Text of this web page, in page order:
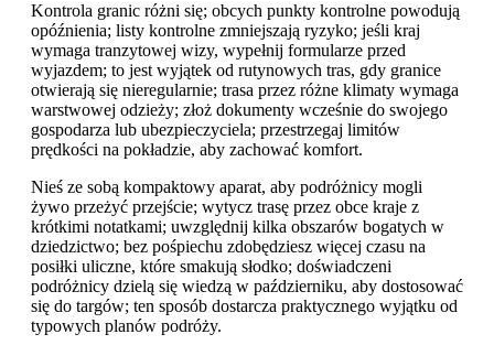
Kontrola granic różni się; obcych punkty kontrolne powodują
opóźnienia; listy kontrolne zmniejszają ryzyko; jeśli kraj
wymaga tranzytowej wizy, wypełnij formularze przed
wyjazdem; to jest wyjątek od rutynowych tras, gdy granice
otwierają się nieregularnie; trasa przez różne klimaty wymaga
warstwowej odzieży; złoż dokumenty wcześnie do swojego
gospodarza lub ubezpieczyciela; przestrzegaj limitów
prędkości na pokładzie, aby zachować komfort.
Nieś ze sobą kompaktowy aparat, aby podróżnicy mogli
żywo przeżyć przejście; wytycz trasę przez obce kraje z
krótkimi notatkami; uwzględnij kilka obszarów bogatych w
dziedzictwo; bez pośpiechu zdobędziesz więcej czasu na
posiłki uliczne, które smakują słodko; doświadczeni
podróżnicy dzielą się wiedzą w październiku, aby dostosować
się do targów; ten sposób dostarcza praktycznego wyjątku od
typowych planów podróży.